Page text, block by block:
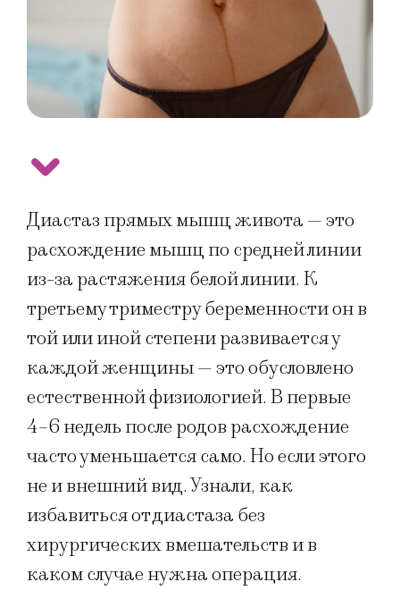
Диастаз прямых мышц живота — это
расхождение мышц по средней линии
из-за растяжения белой линии. К
третьему триместру беременности он в
той или иной степени развивается у
каждой женщины — это обусловлено
естественной физиологией. В первые
4–6 недель после родов расхождение
часто уменьшается само. Но если этого
не и внешний вид. Узнали, как
избавиться от диастаза без
хирургических вмешательств и в
каком случае нужна операция.